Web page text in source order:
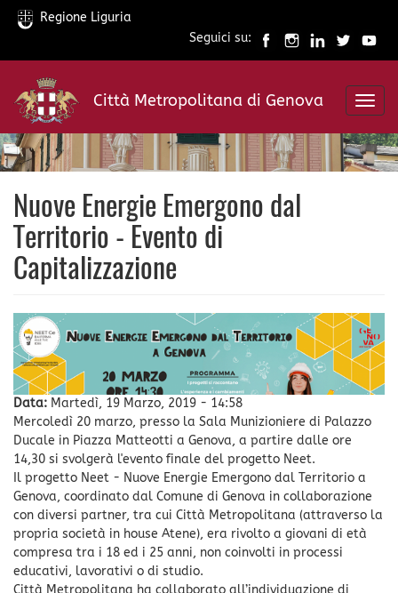
Salta
contenuto
principale
Regione Liguria
Seguici su:
Città Metropolitana di Genova
Nuove Energie Emergono dal
Territorio - Evento di
Capitalizzazione
Data: Martedì, 19 Marzo, 2019 - 14:58
Mercoledì 20 marzo, presso la Sala Munizioniere di Palazzo
Ducale in Piazza Matteotti a Genova, a partire dalle ore
14,30 si svolgerà l'evento finale del progetto Neet.
Il progetto Neet - Nuove Energie Emergono dal Territorio a
Genova, coordinato dal Comune di Genova in collaborazione
con diversi partner, tra cui Città Metropolitana (attraverso la
propria società in house Atene), era rivolto a giovani di età
compresa tra i 18 ed i 25 anni, non coinvolti in processi
educativi, lavorativi o di studio.
Città Metropolitana ha collaborato all’individuazione di